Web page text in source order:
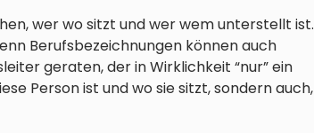
wer wo sitzt und wer wem unterstellt ist.
Berufsbezeichnungen können auch
geraten, der in Wirklichkeit “nur” ein
Person ist und wo sie sitzt, sondern auch,